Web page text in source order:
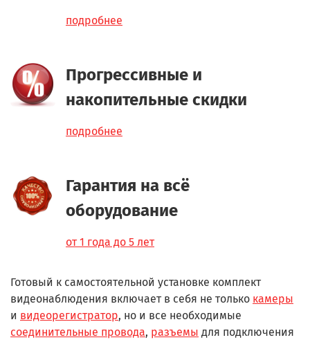
подробнее
Прогрессивные и
накопительные скидки
подробнее
Гарантия на всё
оборудование
от 1 года до 5 лет
Готовый к самостоятельной установке комплект
видеонаблюдения включает в себя не только камеры
и видеорегистратор, но и все необходимые
соединительные провода, разъемы для подключения